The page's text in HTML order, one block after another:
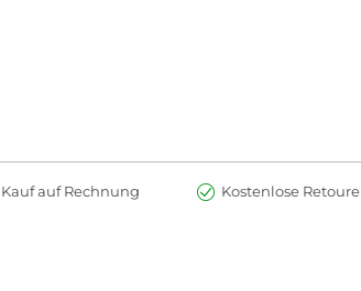
Kauf auf Rechnung Kostenlose Retoure